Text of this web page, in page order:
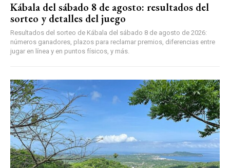
Kábala del sábado 8 de agosto: resultados del
sorteo y detalles del juego
Resultados del sorteo de Kábala del sábado 8 de agosto de 2026:
números ganadores, plazos para reclamar premios, diferencias entre
jugar en línea y en puntos físicos, y más.